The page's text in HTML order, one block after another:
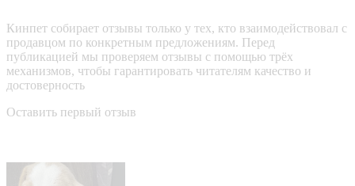
Кинпет собирает отзывы только у тех, кто взаимодействовал с
продавцом по конкретным предложениям. Перед
публикацией мы проверяем отзывы с помощью трёх
механизмов, чтобы гарантировать читателям качество и
достоверность
Оставить первый отзыв